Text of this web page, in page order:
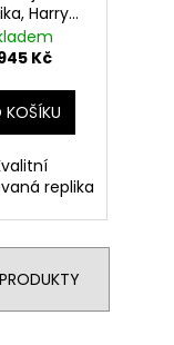
Harry
Kč
KOŠÍKU
replika